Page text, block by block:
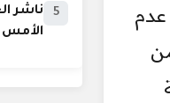
عدم
5
ناشر
الأمس